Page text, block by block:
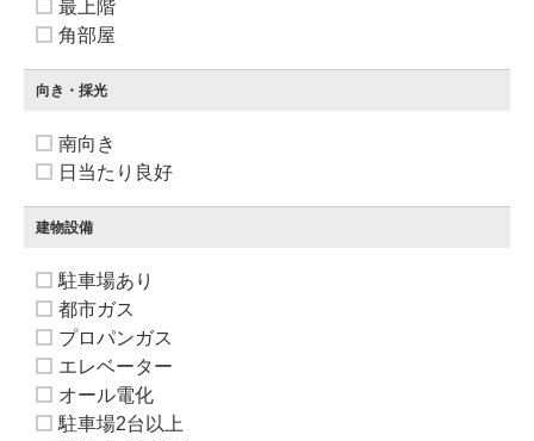
最上階
角部屋
向き・採光
南向き
日当たり良好
建物設備
駐車場あり
都市ガス
プロパンガス
エレベーター
オール電化
駐車場2台以上